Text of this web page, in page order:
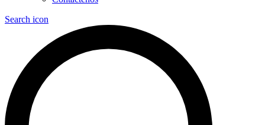
Search icon